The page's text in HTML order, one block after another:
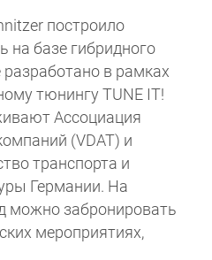
построило
на базе гибридного
в рамках
тюнингу TUNE IT!
Ассоциация
(VDAT) и
транспорта и
Германии. На
можно забронировать
мероприятиях,